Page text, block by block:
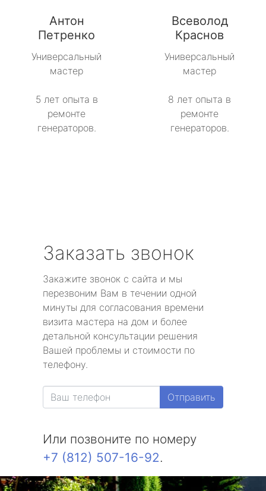
Антон
Петренко
Универсальный
мастер
5 лет опыта в
ремонте
генераторов.
Всеволод
Краснов
Универсальный
мастер
8 лет опыта в
ремонте
генераторов.
Заказать звонок
Закажите звонок с сайта и мы
перезвоним Вам в течении одной
минуты для согласования времени
визита мастера на дом и более
детальной консультации решения
Вашей проблемы и стоимости по
телефону.
Отправить
Или позвоните по номеру
+7 (812) 507-16-92.